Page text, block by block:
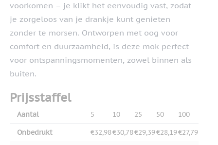
voorkomen – je klikt het eenvoudig vast, zodat
je zorgeloos van je drankje kunt genieten
zonder te morsen. Ontworpen met oog voor
comfort en duurzaamheid, is deze mok perfect
voor ontspanningsmomenten, zowel binnen als
buiten.
Prijsstaffel
Aantal 5 10 25 50 100
Onbedrukt €32,98€30,78€29,39€28,19€27,79